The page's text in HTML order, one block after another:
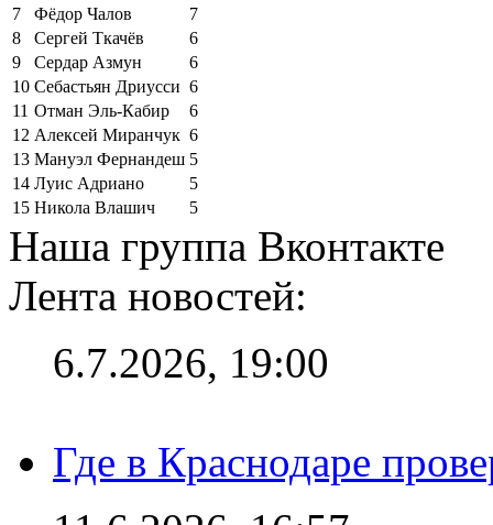
7
Фёдор Чалов
7
8
Сергей Ткачёв
6
9
Сердар Азмун
6
10 Себастьян Дриусси 6
11 Отман Эль-Кабир
6
12 Алексей Миранчук 6
13 Мануэл Фернандеш 5
14 Луис Адриано
5
15 Никола Влашич 5
Наша группа Вконтакте
Лента новостей:
6.7.2026, 19:00
Где в Краснодаре